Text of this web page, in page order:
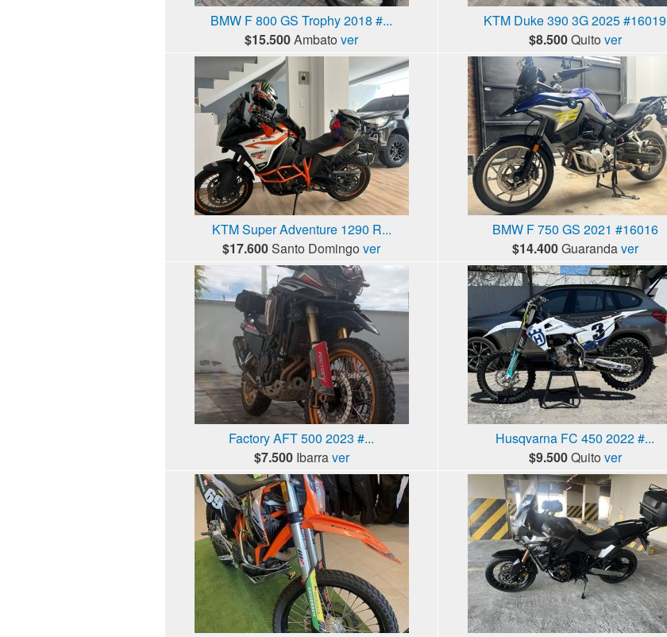
BMW F 800 GS Trophy 2018 #...
$15.500Ambato ver
KTM Duke 390 3G 2025 #16019
$8.500Quito ver
KTM Super Adventure 1290 R...
$17.600Santo Domingo ver
BMW F 750 GS 2021 #16016
$14.400Guarandaver
Factory AFT 500 2023 #...
$7.500 Ibarraver
Husqvarna FC 450 2022 #...
$9.500Quito ver